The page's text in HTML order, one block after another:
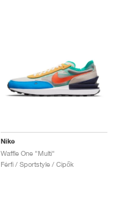
Nike
Waffle One "Multi"
Férfi / Sportstyle / Cipők